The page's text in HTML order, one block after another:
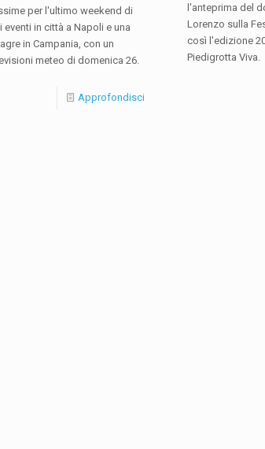
per l'ultimo weekend di
eventi in città a Napoli e una
in Campania, con un
meteo di domenica 26.
Approfondisci
l'anteprima del
Lorenzo sulla
così l'edizione
Piedigrotta Viva.